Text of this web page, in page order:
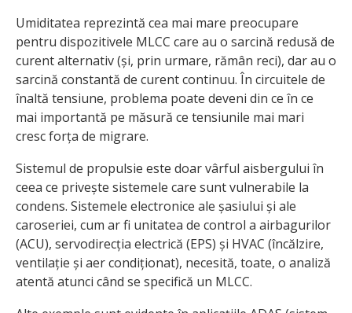
Umiditatea reprezintă cea mai mare preocupare
pentru dispozitivele MLCC care au o sarcină redusă de
curent alternativ (și, prin urmare, rămân reci), dar au o
sarcină constantă de curent continuu. În circuitele de
înaltă tensiune, problema poate deveni din ce în ce
mai importantă pe măsură ce tensiunile mai mari
cresc forța de migrare.
Sistemul de propulsie este doar vârful aisbergului în
ceea ce privește sistemele care sunt vulnerabile la
condens. Sistemele electronice ale șasiului și ale
caroseriei, cum ar fi unitatea de control a airbagurilor
(ACU), servodirecția electrică (EPS) și HVAC (încălzire,
ventilație și aer condiționat), necesită, toate, o analiză
atentă atunci când se specifică un MLCC.